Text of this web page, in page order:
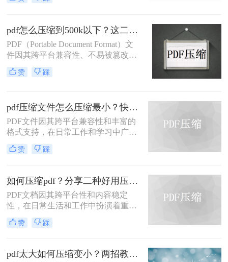
会给传输和存储带来不便。那么pdf怎
将PDF压缩得更小的方法。
pdf怎么压缩到500k以下？这二种压缩方法你可以轻松学会！
PDF（Portable Document Format）文
件因其跨平台兼容性、不易被篡改的
特性以及保持文档格式一致性的能
力，在日常办公和文件分享中得到了
上传、发送或存储。那么pdf怎么压缩
到500k以下呢？本文将介绍两种将
PDF文件压缩到500K以下的方法。
赞 踩
pdf压缩文件怎么压缩最小？快来试着使用这三种压缩方法！
PDF文件因其跨平台兼容性和丰富的
格式支持，在日常工作和学习中广泛
应用。然而，有时我们需要将PDF文
件压缩到最小，以便更高效地存储和
呢？本文将介绍三种实用的PDF压缩
方法。
赞 踩
如何压缩pdf？分享二种好用压缩方法！
PDF文档因其跨平台性和内容稳定
性，在日常生活和工作中扮演着重要
角色。然而，有时PDF文件过大，会
影响传输速度或占用过多存储空间。
压缩PDF的方法。
赞 踩
pdf太大如何压缩变小？两招教你轻松压缩！